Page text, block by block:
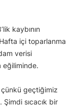
kaybının
içi toparlanma
verisi
eğiliminde.
çünkü geçtiğimiz
sıcacık bir